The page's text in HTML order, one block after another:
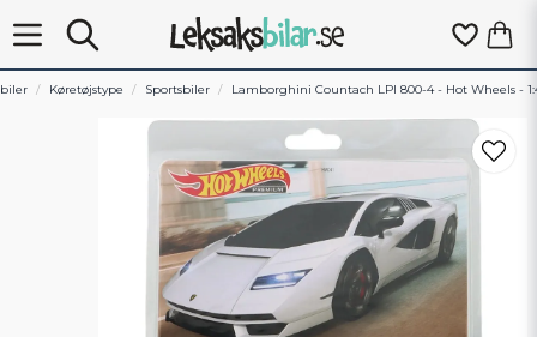
Køretøjstype Sportsbiler Lamborghini Countach LPI 800-4 - Hot Wheels -